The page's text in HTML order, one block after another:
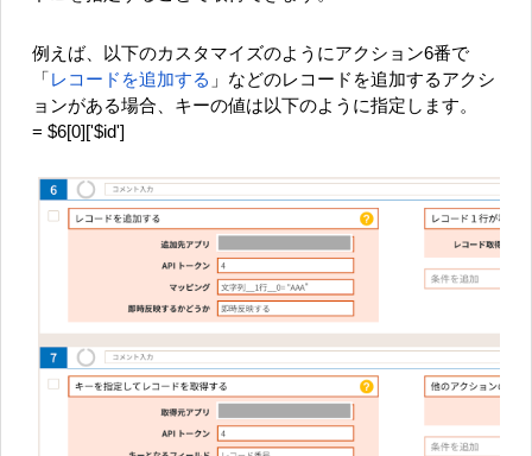
例えば、以下のカスタマイズのようにアクション6番で
「 レコードを追加する 」などのレコードを追加するアクシ
ョンがある場合、キーの値は以下のように指定します。
= $6[0]['$id']